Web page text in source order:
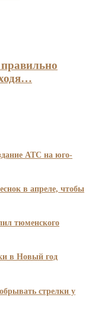
АТС на юго-
в апреле, чтобы
тюменского
в Новый год
стрелки у